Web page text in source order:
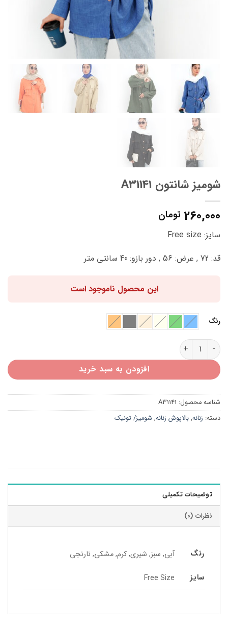
شومیز شانتون A31141
260,000 تومان
سایز: Free size
قد: 72 , عرض: 56 , دور بازو: 40 سانتی متر
این محصول ناموجود است
رنگ
شومیز شانتون A31141 عدد
افزودن به سبد خرید
شناسه محصول: A31141
دسته: زنانه, بالاپوش زنانه, شومیز/ تونیک
توضیحات تکمیلی
نظرات (0)
رنگ آبی, سبز, شیری, کرم, مشکی, نارنجی
سایز Free Size